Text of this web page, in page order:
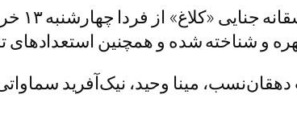
به
و شناخته شده و همچنین استعدادهای
مینا وحید، نیک‌آفرید